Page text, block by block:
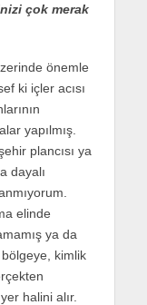
çok merak
önemle
ki içler acısı
yapılmış.
plancısı ya
dayalı
elinde
ya da
kimlik
halini alır.